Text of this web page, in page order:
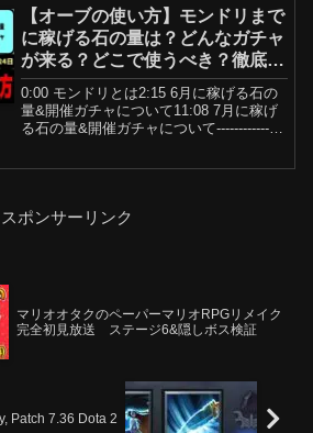
岡大貴、宮田俊哉、玉森裕太、田中樹 対
応ハード：PC（S...
【オーブの使い方】モンドリまで
に稼げる石の量は？どんなガチャ
が来る？どこで使うべき？徹底丁
寧解説【モンスト】
0:00 モンドリとは2:15 6月に稼げる石の
量&開催ガチャについて11:08 7月に稼げ
る石の量&開催ガチャについて----------------
スポンサーリンク
マリオオタクのペーパーマリオRPGリメイク
完全初見放送 ステージ6&隠しボス検証
Patch 7.36 Dota 2